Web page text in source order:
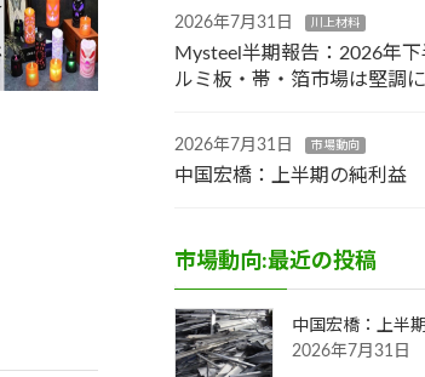
2026年7月31日 川上材料
Mysteel半期報告：2026年
ルミ板・帯・箔市場は堅調
2026年7月31日 市場動向
中国宏橋：上半期の純利益
市場動向:最近の投稿
中国宏橋：上半
2026年7月31日